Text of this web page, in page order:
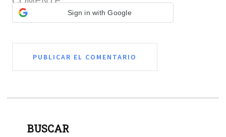
Sign in with Google
BUSCAR